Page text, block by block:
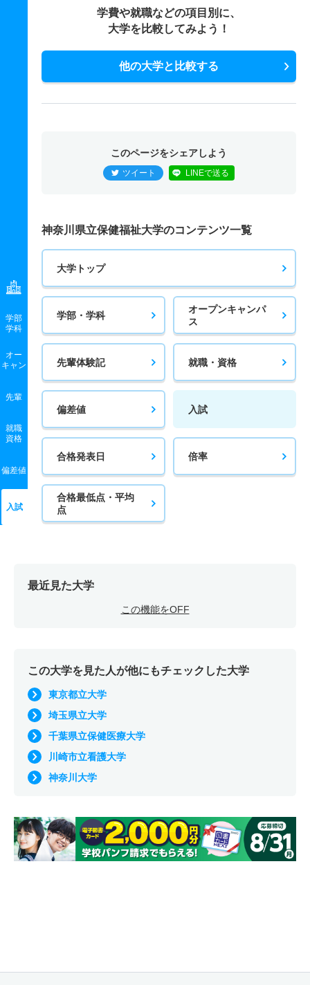
学部
学科
オー
キャン
先輩
就職
資格
偏差値
入試
学費や就職などの項目別に、
大学を比較してみよう！
他の大学と比較する
このページをシェアしよう
ツイート LINEで送る
神奈川県立保健福祉大学のコンテンツ一覧
大学トップ
学部・学科
オープンキャンパ
ス
先輩体験記 就職・資格
偏差値 入試
合格発表日 倍率
合格最低点・平均
点
最近見た大学
この機能をOFF
この大学を見た人が他にもチェックした大学
東京都立大学
埼玉県立大学
千葉県立保健医療大学
川崎市立看護大学
神奈川大学